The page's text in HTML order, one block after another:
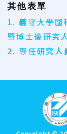
其他表單
1. 義守大學國
暨博士後研究
2. 專任研究